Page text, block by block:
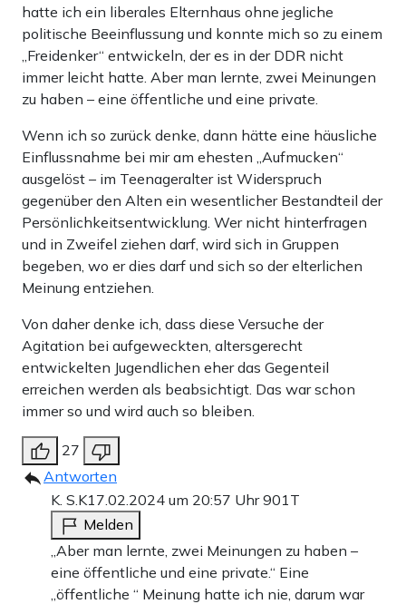
hatte ich ein liberales Elternhaus ohne jegliche
politische Beeinflussung und konnte mich so zu einem
„Freidenker“ entwickeln, der es in der DDR nicht
immer leicht hatte. Aber man lernte, zwei Meinungen
zu haben – eine öffentliche und eine private.
Wenn ich so zurück denke, dann hätte eine häusliche
Einflussnahme bei mir am ehesten „Aufmucken“
ausgelöst – im Teenageralter ist Widerspruch
gegenüber den Alten ein wesentlicher Bestandteil der
Persönlichkeitsentwicklung. Wer nicht hinterfragen
und in Zweifel ziehen darf, wird sich in Gruppen
begeben, wo er dies darf und sich so der elterlichen
Meinung entziehen.
Von daher denke ich, dass diese Versuche der
Agitation bei aufgeweckten, altersgerecht
entwickelten Jugendlichen eher das Gegenteil
erreichen werden als beabsichtigt. Das war schon
immer so und wird auch so bleiben.
27
Antworten
K. S.K17.02.2024 um 20:57 Uhr901T
Melden
„Aber man lernte, zwei Meinungen zu haben –
eine öffentliche und eine private.“ Eine
„öffentliche “ Meinung hatte ich nie, darum war